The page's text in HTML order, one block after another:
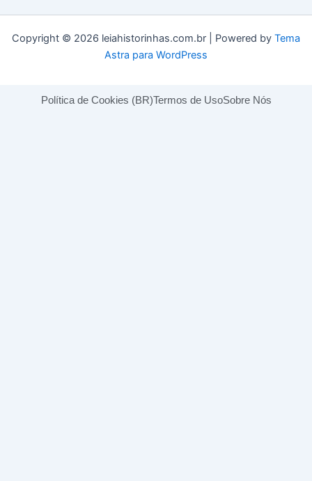
Copyright © 2026 leiahistorinhas.com.br | Powered by Tema
Astra para WordPress
Política de Cookies (BR)Termos de UsoSobre Nós